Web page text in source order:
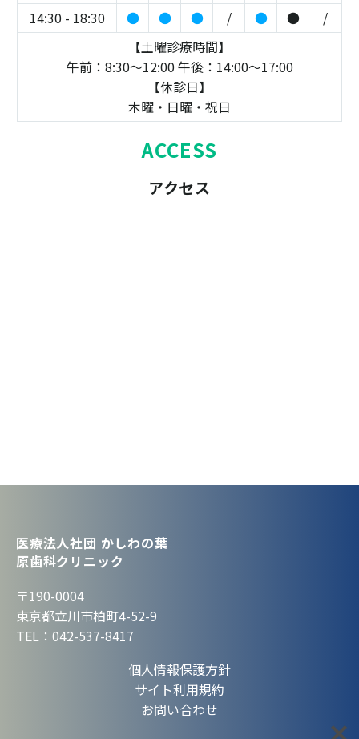
14:30 - 18:30
● ● ● / ● ●
/
【土曜診療時間】
午前：8:30～12:00 午後：14:00～17:00
【休診日】
木曜・日曜・祝日
ACCESS
アクセス
医療法人社団 かしわの葉
原歯科クリニック
〒190-0004
東京都立川市柏町4-52-9
TEL：042-537-8417
個人情報保護方針
サイト利用規約
お問い合わせ